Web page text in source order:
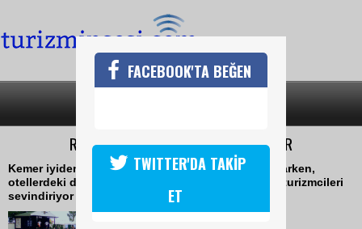
ROSE HOTELSDE EĞLENCELİ DAKİKALAR
Kemer iyiden iyiye 2010 sezonunu yaşamaya başlarken,
otellerdeki doluluk oranlarının da giderek artması turizmcileri
sevindiriyor
FACEBOOK'TA BEĞEN
TWITTER'DA TAKİP
ET